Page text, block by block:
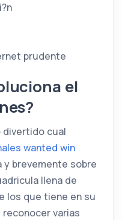
prudente
el
divertido cual
wanted win
brevemente sobre
llena de
los que tiene en su
varias